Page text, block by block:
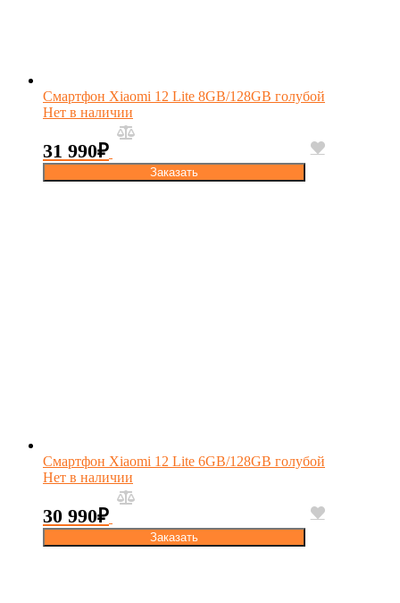
Смартфон Xiaomi 12 Lite 8GB/128GB голубой
Нет в наличии
31 990₽
Заказать
Смартфон Xiaomi 12 Lite 6GB/128GB голубой
Нет в наличии
30 990₽
Заказать